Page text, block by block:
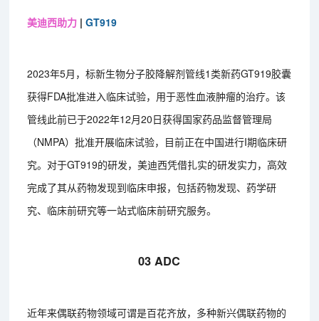
美迪西助力 |GT919
2023年5月，标新生物分子胶降解剂管线1类新药GT919胶囊
获得FDA批准进入临床试验，用于恶性血液肿瘤的治疗。该
管线此前已于2022年12月20日获得国家药品监督管理局
（NMPA）批准开展临床试验，目前正在中国进行I期临床研
究。对于GT919的研发，美迪西凭借扎实的研发实力，高效
完成了其从药物发现到临床申报，包括药物发现、药学研
究、临床前研究等一站式临床前研究服务。
03 ADC
近年来偶联药物领域可谓是百花齐放，多种新兴偶联药物的